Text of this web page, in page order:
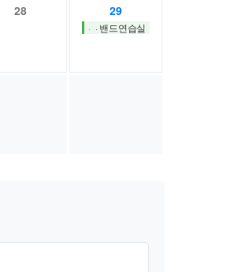
28 29
· 밴드연습실